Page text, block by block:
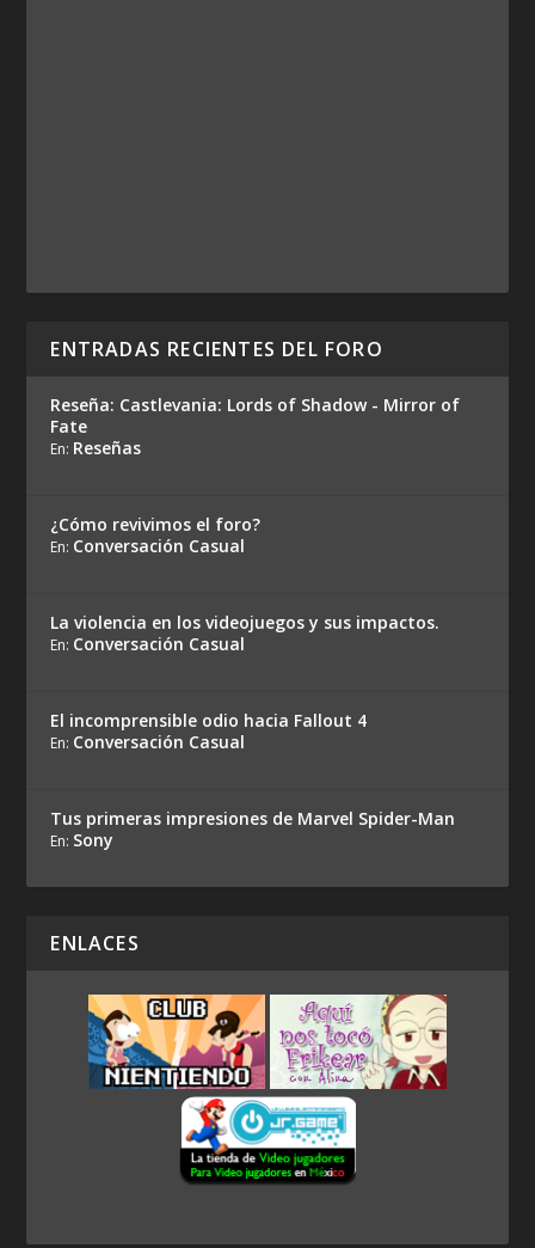
ENTRADAS RECIENTES DEL FORO
Reseña: Castlevania: Lords of Shadow - Mirror of
Fate
En: Reseñas
¿Cómo revivimos el foro?
En: Conversación Casual
La violencia en los videojuegos y sus impactos.
En: Conversación Casual
El incomprensible odio hacia Fallout 4
En: Conversación Casual
Tus primeras impresiones de Marvel Spider-Man
En: Sony
ENLACES